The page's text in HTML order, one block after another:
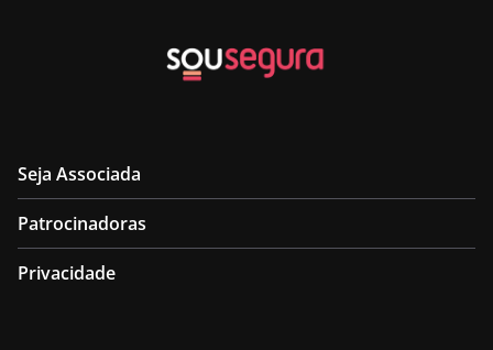
Seja Associada
Patrocinadoras
Privacidade